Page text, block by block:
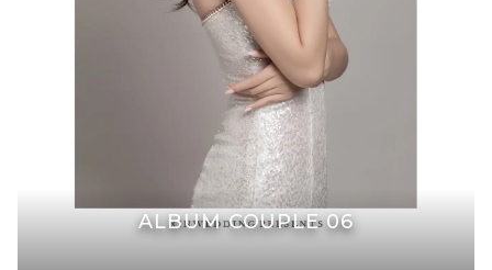
ALBUM COUPLE 06